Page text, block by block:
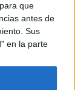
que
antes de
Sus
en la parte